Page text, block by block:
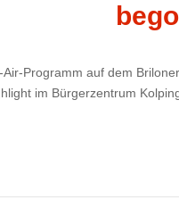
Programm auf dem
im Bürgerzentrum